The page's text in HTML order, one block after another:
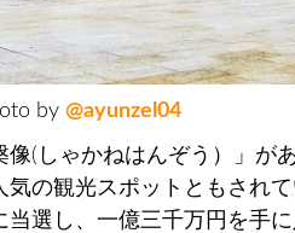
by @ayunzel04
(しゃかねはんぞう）」が
の観光スポットともされて
選し、一億三千万円を手に